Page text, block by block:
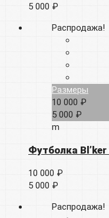
5 000 ₽
Распродажа!
Размеры
10 000 ₽
5 000 ₽
m
Футболка
10 000 ₽
5 000 ₽
Распродажа!